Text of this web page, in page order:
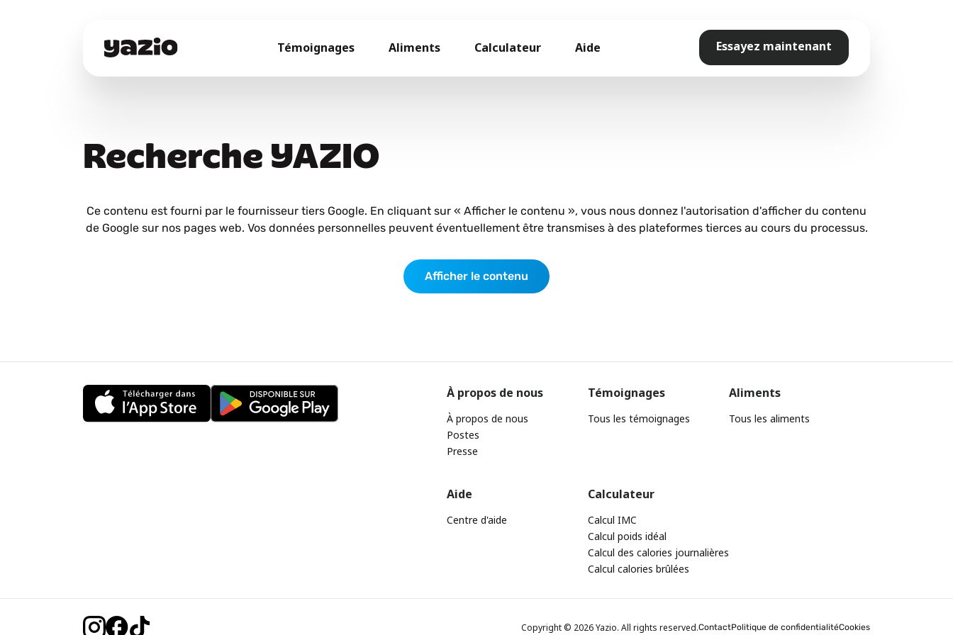
Témoignages Aliments Calculateur Aide Essayez maintenant
Recherche YAZIO
Ce contenu est fourni par le fournisseur tiers Google. En cliquant sur « Afficher le contenu », vous nous donnez l'autorisation d'afficher du contenu
de Google sur nos pages web. Vos données personnelles peuvent éventuellement être transmises à des plateformes tierces au cours du processus.
Afficher le contenu
À propos de nous
À propos de nous
Postes
Presse
Témoignages
Tous les témoignages
Aliments
Tous les aliments
Aide
Centre d'aide
Calculateur
Calcul IMC
Calcul poids idéal
Calcul des calories journalières
Calcul calories brûlées
Copyright © 2026 Yazio. All rights reserved.ContactPolitique de confidentialitéCookies